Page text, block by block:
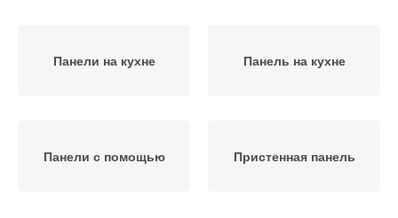
Панели на кухне Панель на кухне
Панели с помощью Пристенная панель